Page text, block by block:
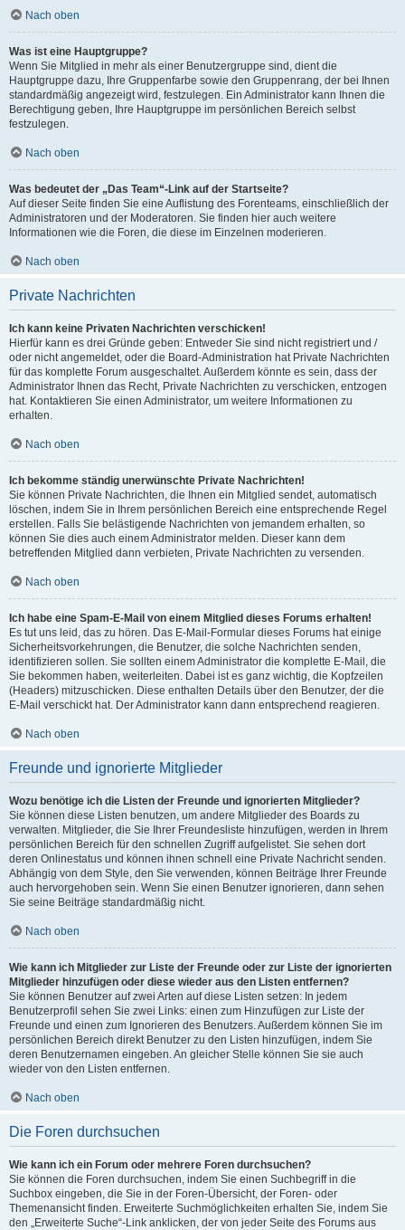
Nach oben
Was ist eine Hauptgruppe?
Wenn Sie Mitglied in mehr als einer Benutzergruppe sind, dient die
Hauptgruppe dazu, Ihre Gruppenfarbe sowie den Gruppenrang, der bei Ihnen
standardmäßig angezeigt wird, festzulegen. Ein Administrator kann Ihnen die
Berechtigung geben, Ihre Hauptgruppe im persönlichen Bereich selbst
festzulegen.
Nach oben
Was bedeutet der „Das Team“-Link auf der Startseite?
Auf dieser Seite finden Sie eine Auflistung des Forenteams, einschließlich der
Administratoren und der Moderatoren. Sie finden hier auch weitere
Informationen wie die Foren, die diese im Einzelnen moderieren.
Nach oben
Private Nachrichten
Ich kann keine Privaten Nachrichten verschicken!
Hierfür kann es drei Gründe geben: Entweder Sie sind nicht registriert und /
oder nicht angemeldet, oder die Board-Administration hat Private Nachrichten
für das komplette Forum ausgeschaltet. Außerdem könnte es sein, dass der
Administrator Ihnen das Recht, Private Nachrichten zu verschicken, entzogen
hat. Kontaktieren Sie einen Administrator, um weitere Informationen zu
erhalten.
Nach oben
Ich bekomme ständig unerwünschte Private Nachrichten!
Sie können Private Nachrichten, die Ihnen ein Mitglied sendet, automatisch
löschen, indem Sie in Ihrem persönlichen Bereich eine entsprechende Regel
erstellen. Falls Sie belästigende Nachrichten von jemandem erhalten, so
können Sie dies auch einem Administrator melden. Dieser kann dem
betreffenden Mitglied dann verbieten, Private Nachrichten zu versenden.
Nach oben
Ich habe eine Spam-E-Mail von einem Mitglied dieses Forums erhalten!
Es tut uns leid, das zu hören. Das E-Mail-Formular dieses Forums hat einige
Sicherheitsvorkehrungen, die Benutzer, die solche Nachrichten senden,
identifizieren sollen. Sie sollten einem Administrator die komplette E-Mail, die
Sie bekommen haben, weiterleiten. Dabei ist es ganz wichtig, die Kopfzeilen
(Headers) mitzuschicken. Diese enthalten Details über den Benutzer, der die
E-Mail verschickt hat. Der Administrator kann dann entsprechend reagieren.
Nach oben
Freunde und ignorierte Mitglieder
Wozu benötige ich die Listen der Freunde und ignorierten Mitglieder?
Sie können diese Listen benutzen, um andere Mitglieder des Boards zu
verwalten. Mitglieder, die Sie Ihrer Freundesliste hinzufügen, werden in Ihrem
persönlichen Bereich für den schnellen Zugriff aufgelistet. Sie sehen dort
deren Onlinestatus und können ihnen schnell eine Private Nachricht senden.
Abhängig von dem Style, den Sie verwenden, können Beiträge Ihrer Freunde
auch hervorgehoben sein. Wenn Sie einen Benutzer ignorieren, dann sehen
Sie seine Beiträge standardmäßig nicht.
Nach oben
Wie kann ich Mitglieder zur Liste der Freunde oder zur Liste der ignorierten
Mitglieder hinzufügen oder diese wieder aus den Listen entfernen?
Sie können Benutzer auf zwei Arten auf diese Listen setzen: In jedem
Benutzerprofil sehen Sie zwei Links: einen zum Hinzufügen zur Liste der
Freunde und einen zum Ignorieren des Benutzers. Außerdem können Sie im
persönlichen Bereich direkt Benutzer zu den Listen hinzufügen, indem Sie
deren Benutzernamen eingeben. An gleicher Stelle können Sie sie auch
wieder von den Listen entfernen.
Nach oben
Die Foren durchsuchen
Wie kann ich ein Forum oder mehrere Foren durchsuchen?
Sie können die Foren durchsuchen, indem Sie einen Suchbegriff in die
Suchbox eingeben, die Sie in der Foren-Übersicht, der Foren- oder
Themenansicht finden. Erweiterte Suchmöglichkeiten erhalten Sie, indem Sie
den „Erweiterte Suche“-Link anklicken, der von jeder Seite des Forums aus